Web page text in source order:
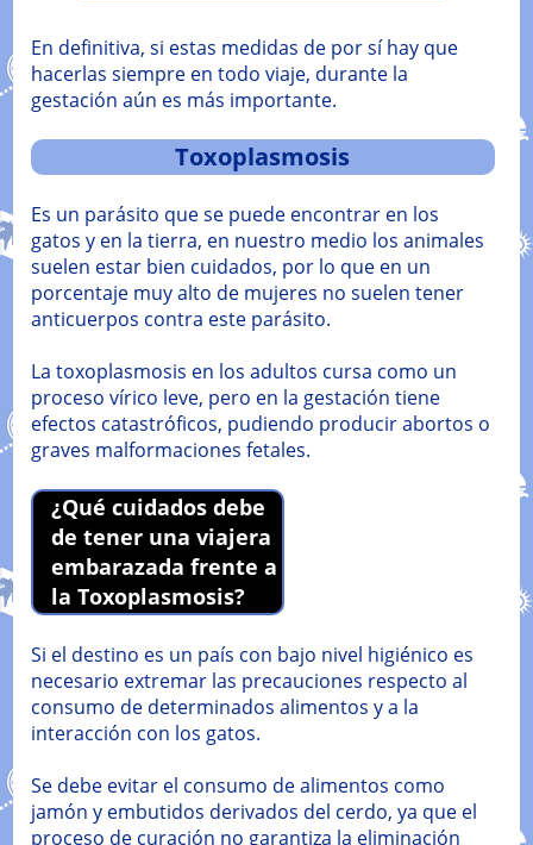
En definitiva, si estas medidas de por sí hay que
hacerlas siempre en todo viaje, durante la
gestación aún es más importante.
Toxoplasmosis
Es un parásito que se puede encontrar en los
gatos y en la tierra, en nuestro medio los animales
suelen estar bien cuidados, por lo que en un
porcentaje muy alto de mujeres no suelen tener
anticuerpos contra este parásito.
La toxoplasmosis en los adultos cursa como un
proceso vírico leve, pero en la gestación tiene
efectos catastróficos, pudiendo producir abortos o
graves malformaciones fetales.
¿Qué cuidados debe
de tener una viajera
embarazada frente a
la Toxoplasmosis?
Si el destino es un país con bajo nivel higiénico es
necesario extremar las precauciones respecto al
consumo de determinados alimentos y a la
interacción con los gatos.
Se debe evitar el consumo de alimentos como
jamón y embutidos derivados del cerdo, ya que el
proceso de curación no garantiza la eliminación